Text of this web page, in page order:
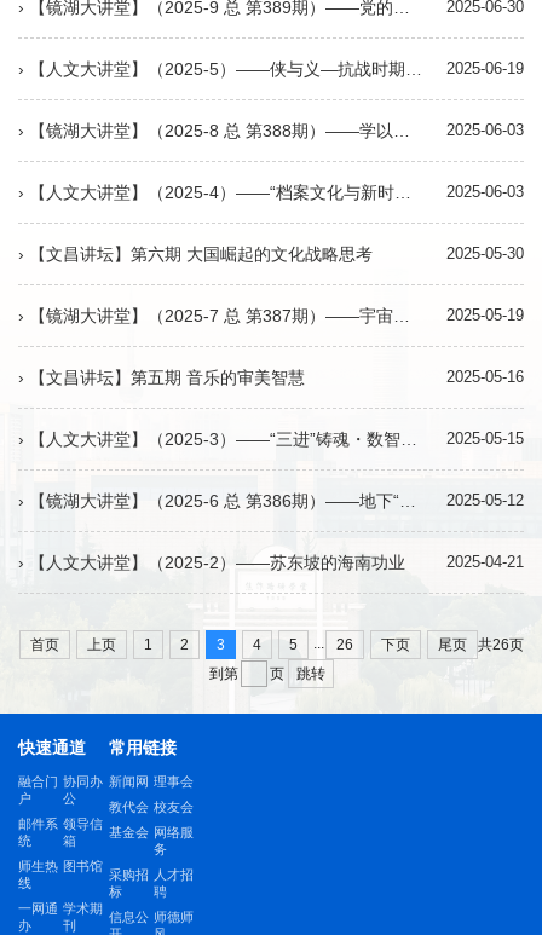
2025-06-30
2025-06-19
2025-06-03
2025-06-03
› 【文昌讲坛】第六期 大国崛起的文化战略思考 2025-05-30
2025-05-19
› 【文昌讲坛】第五期 音乐的审美智慧 2025-05-16
2025-05-15
2025-05-12
› 【人文大讲堂】（2025-2）——苏东坡的海南功业 2025-04-21
首页 上页 1 2 3 4 5 ... 26 下页 尾页
共26页
到第
页 跳转
快速通道
融合门
户
协同办
公
邮件系
统
领导信
箱
师生热
线
图书馆
一网通
办
学术期
刊
常用链接
新闻网 理事会
教代会 校友会
基金会 网络服
务
采购招
标
人才招
聘
信息公 师德师